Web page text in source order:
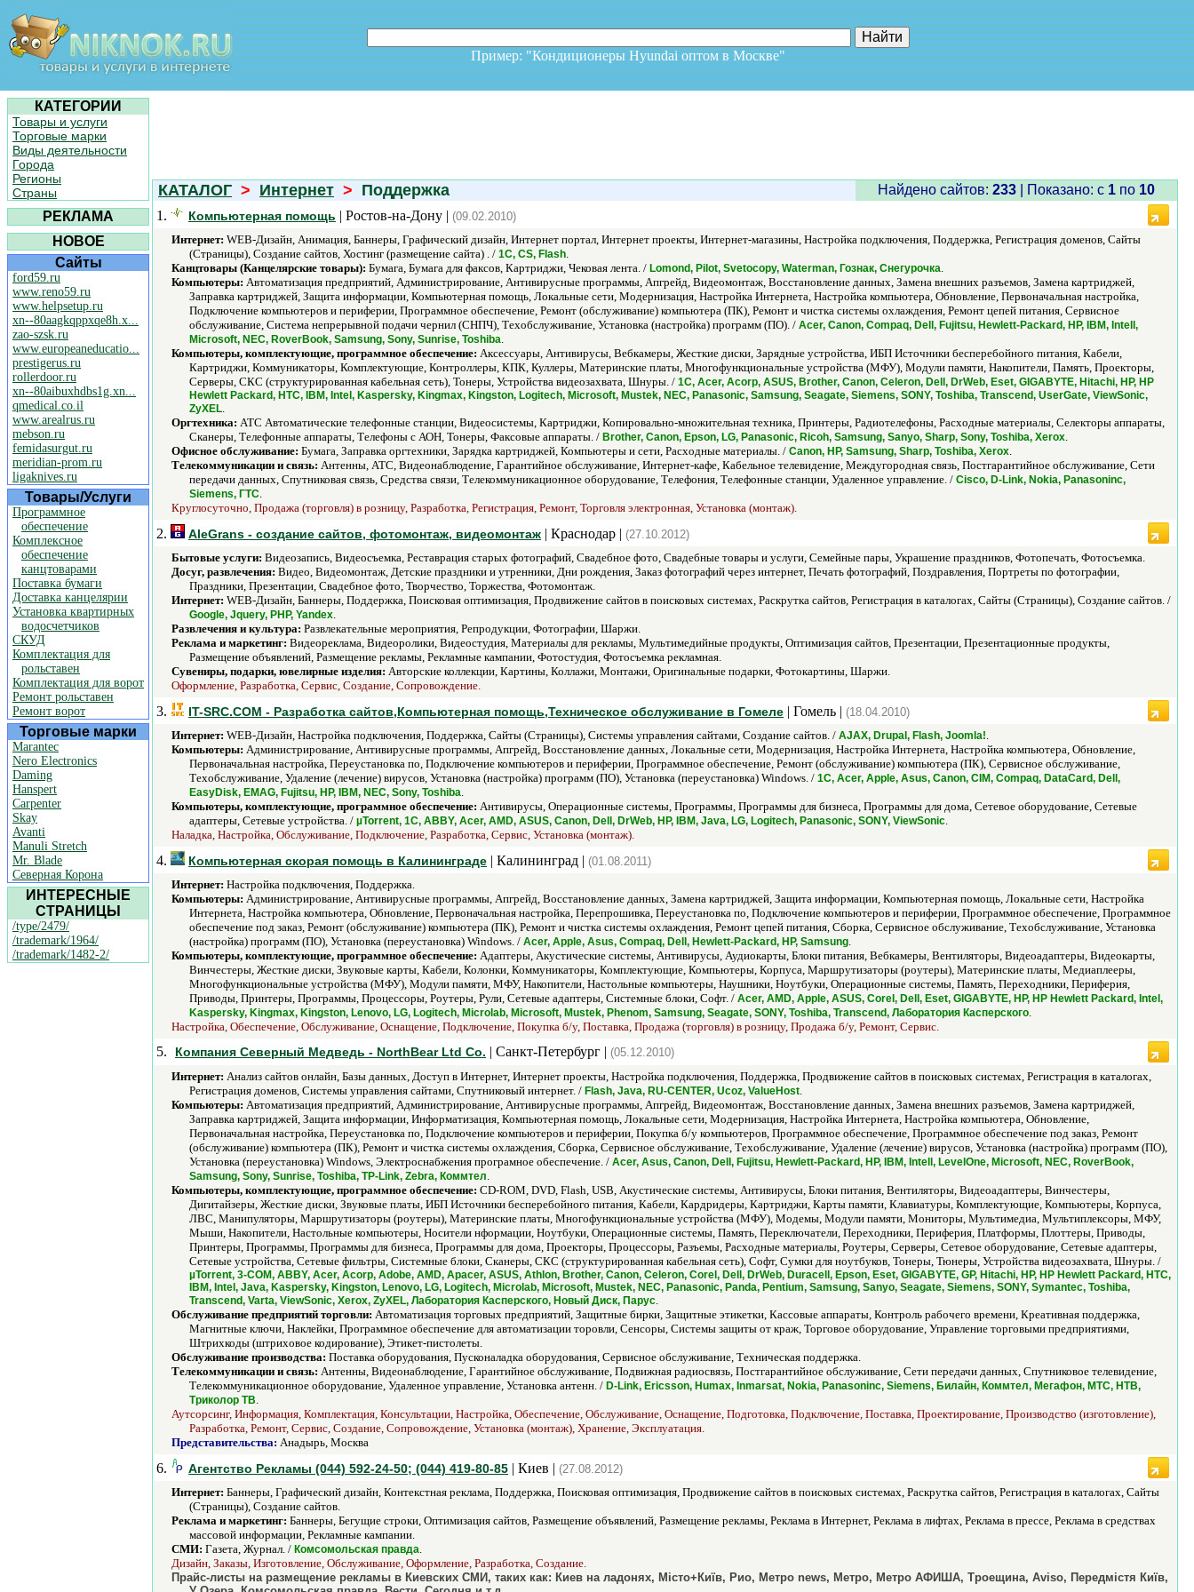
Пример: "Кондиционеры Hyundai оптом в Москве"
КАТЕГОРИИ
Товары и услуги
Торговые марки
Виды деятельности
Города
Регионы
Страны
РЕКЛАМА
НОВОЕ
Сайты
ford59.ru
www.reno59.ru
www.helpsetup.ru
xn--80aagkqppxqe8h.x...
zao-szsk.ru
www.europeaneducatio...
prestigerus.ru
rollerdoor.ru
xn--80aibuxhdbs1g.xn...
qmedical.co.il
www.arealrus.ru
mebson.ru
femidasurgut.ru
meridian-prom.ru
ligaknives.ru
Товары/Услуги
Программное
обеспечение
Комплексное
обеспечение
канцтоварами
Поставка бумаги
Доставка канцелярии
Установка квартирных
водосчетчиков
СКУД
Комплектация для
рольставен
Комплектация для ворот
Ремонт рольставен
Ремонт ворот
Торговые марки
Marantec
Nero Electronics
Daming
Hanspert
Carpenter
Skay
Avanti
Manuli Stretch
Mr. Blade
Северная Корона
ИНТЕРЕСНЫЕ
СТРАНИЦЫ
/type/2479/
/trademark/1964/
/trademark/1482-2/
КАТАЛОГ > Интернет > Поддержка Найдено сайтов: 233 | Показано: c 1 по 10
1.
Компьютерная помощь | Ростов-на-Дону | (09.02.2010)
Интернет: WEB-Дизайн, Анимация, Баннеры, Графический дизайн, Интернет портал, Интернет проекты, Интернет-магазины, Настройка подключения, Поддержка, Регистрация доменов, Сайты
(Страницы), Создание сайтов, Хостинг (размещение сайта) . / 1С, CS, Flash.
Канцтовары (Канцелярские товары): Бумага, Бумага для факсов, Картриджи, Чековая лента. / Lomond, Pilot, Svetocopy, Waterman, Гознак, Снегурочка.
Компьютеры: Автоматизация предприятий, Администрирование, Антивирусные программы, Апгрейд, Видеомонтаж, Восстановление данных, Замена внешних разъемов, Замена картриджей,
Заправка картриджей, Защита информации, Компьютерная помощь, Локальные сети, Модернизация, Настройка Интернета, Настройка компьютера, Обновление, Первоначальная настройка,
Подключение компьютеров и периферии, Программное обеспечение, Ремонт (обслуживание) компьютера (ПК), Ремонт и чистка системы охлаждения, Ремонт цепей питания, Сервисное
обслуживание, Система непрерывной подачи чернил (СНПЧ), Техобслуживание, Установка (настройка) программ (ПО). / Acer, Canon, Compaq, Dell, Fujitsu, Hewlett-Packard, HP, IBM, Intell,
Microsoft, NEC, RoverBook, Samsung, Sony, Sunrise, Toshiba.
Компьютеры, комплектующие, программное обеспечение: Аксессуары, Антивирусы, Вебкамеры, Жесткие диски, Зарядные устройства, ИБП Источники бесперебойного питания, Кабели,
Картриджи, Коммуникаторы, Комплектующие, Контроллеры, КПК, Куллеры, Материнские платы, Многофункциональные устройства (МФУ), Модули памяти, Накопители, Память, Проекторы,
Серверы, СКС (структурированная кабельная сеть), Тонеры, Устройства видеозахвата, Шнуры. / 1С, Acer, Acorp, ASUS, Brother, Canon, Celeron, Dell, DrWeb, Eset, GIGABYTE, Hitachi, HP, HP
Hewlett Packard, HTC, IBM, Intel, Kaspersky, Kingmax, Kingston, Logitech, Microsoft, Mustek, NEC, Panasonic, Samsung, Seagate, Siemens, SONY, Toshiba, Transcend, UserGate, ViewSonic,
ZyXEL.
Оргтехника: АТС Автоматические телефонные станции, Видеосистемы, Картриджи, Копировально-множительная техника, Принтеры, Радиотелефоны, Расходные материалы, Селекторы аппараты,
Сканеры, Телефонные аппараты, Телефоны с АОН, Тонеры, Факсовые аппараты. / Brother, Canon, Epson, LG, Panasonic, Ricoh, Samsung, Sanyo, Sharp, Sony, Toshiba, Xerox.
Офисное обслуживание: Бумага, Заправка оргтехники, Зарядка картриджей, Компьютеры и сети, Расходные материалы. / Canon, HP, Samsung, Sharp, Toshiba, Xerox.
Телекоммуникации и связь: Антенны, АТС, Видеонаблюдение, Гарантийное обслуживание, Интернет-кафе, Кабельное телевидение, Междугородная связь, Постгарантийное обслуживание, Сети
передачи данных, Спутниковая связь, Средства связи, Телекоммуникационное оборудование, Телефония, Телефонные станции, Удаленное управление. / Cisco, D-Link, Nokia, Panasoninc,
Siemens, ГТС.
Круглосуточно, Продажа (торговля) в розницу, Разработка, Регистрация, Ремонт, Торговля электронная, Установка (монтаж).
2. AleGrans - создание сайтов, фотомонтаж, видеомонтаж | Краснодар | (27.10.2012)
Бытовые услуги: Видеозапись, Видеосъемка, Реставрация старых фотографий, Свадебное фото, Свадебные товары и услуги, Семейные пары, Украшение праздников, Фотопечать, Фотосъемка.
Досуг, развлечения: Видео, Видеомонтаж, Детские праздники и утренники, Дни рождения, Заказ фотографий через интернет, Печать фотографий, Поздравления, Портреты по фотографии,
Праздники, Презентации, Свадебное фото, Творчество, Торжества, Фотомонтаж.
Интернет: WEB-Дизайн, Баннеры, Поддержка, Поисковая оптимизация, Продвижение сайтов в поисковых системах, Раскрутка сайтов, Регистрация в каталогах, Сайты (Страницы), Создание сайтов. /
Google, Jquery, PHP, Yandex.
Развлечения и культура: Развлекательные мероприятия, Репродукции, Фотографии, Шаржи.
Реклама и маркетинг: Видеореклама, Видеоролики, Видеостудия, Материалы для рекламы, Мультимедийные продукты, Оптимизация сайтов, Презентации, Презентационные продукты,
Размещение объявлений, Размещение рекламы, Рекламные кампании, Фотостудия, Фотосъемка рекламная.
Сувениры, подарки, ювелирные изделия: Авторские коллекции, Картины, Коллажи, Монтажи, Оригинальные подарки, Фотокартины, Шаржи.
Оформление, Разработка, Сервис, Создание, Сопровождение.
3. IT-SRC.COM - Разработка сайтов,Компьютерная помощь,Техническое обслуживание в Гомеле | Гомель | (18.04.2010)
Интернет: WEB-Дизайн, Настройка подключения, Поддержка, Сайты (Страницы), Системы управления сайтами, Создание сайтов. / AJAX, Drupal, Flash, Joomla!.
Компьютеры: Администрирование, Антивирусные программы, Апгрейд, Восстановление данных, Локальные сети, Модернизация, Настройка Интернета, Настройка компьютера, Обновление,
Первоначальная настройка, Переустановка по, Подключение компьютеров и периферии, Программное обеспечение, Ремонт (обслуживание) компьютера (ПК), Сервисное обслуживание,
Техобслуживание, Удаление (лечение) вирусов, Установка (настройка) программ (ПО), Установка (переустановка) Windows. / 1С, Acer, Apple, Asus, Canon, CIM, Compaq, DataCard, Dell,
EasyDisk, EMAG, Fujitsu, HP, IBM, NEC, Sony, Toshiba.
Компьютеры, комплектующие, программное обеспечение: Антивирусы, Операционные системы, Программы, Программы для бизнеса, Программы для дома, Сетевое оборудование, Сетевые
адаптеры, Сетевые устройства. / µTorrent, 1С, ABBY, Acer, AMD, ASUS, Canon, Dell, DrWeb, HP, IBM, Java, LG, Logitech, Panasonic, SONY, ViewSonic.
Наладка, Настройка, Обслуживание, Подключение, Разработка, Сервис, Установка (монтаж).
4. Компьютерная скорая помощь в Калининграде | Калининград | (01.08.2011)
Интернет: Настройка подключения, Поддержка.
Компьютеры: Администрирование, Антивирусные программы, Апгрейд, Восстановление данных, Замена картриджей, Защита информации, Компьютерная помощь, Локальные сети, Настройка
Интернета, Настройка компьютера, Обновление, Первоначальная настройка, Перепрошивка, Переустановка по, Подключение компьютеров и периферии, Программное обеспечение, Программное
обеспечение под заказ, Ремонт (обслуживание) компьютера (ПК), Ремонт и чистка системы охлаждения, Ремонт цепей питания, Сборка, Сервисное обслуживание, Техобслуживание, Установка
(настройка) программ (ПО), Установка (переустановка) Windows. / Acer, Apple, Asus, Compaq, Dell, Hewlett-Packard, HP, Samsung.
Компьютеры, комплектующие, программное обеспечение: Адаптеры, Акустические системы, Антивирусы, Аудиокарты, Блоки питания, Вебкамеры, Вентиляторы, Видеоадаптеры, Видеокарты,
Винчестеры, Жесткие диски, Звуковые карты, Кабели, Колонки, Коммуникаторы, Комплектующие, Компьютеры, Корпуса, Маршрутизаторы (роутеры), Материнские платы, Медиаплееры,
Многофункциональные устройства (МФУ), Модули памяти, МФУ, Накопители, Настольные компьютеры, Наушники, Ноутбуки, Операционные системы, Память, Переходники, Периферия,
Приводы, Принтеры, Программы, Процессоры, Роутеры, Рули, Сетевые адаптеры, Системные блоки, Софт. / Acer, AMD, Apple, ASUS, Corel, Dell, Eset, GIGABYTE, HP, HP Hewlett Packard, Intel,
Kaspersky, Kingmax, Kingston, Lenovo, LG, Logitech, Microlab, Microsoft, Mustek, Phenom, Samsung, Seagate, SONY, Toshiba, Transcend, Лаборатория Касперского.
Настройка, Обеспечение, Обслуживание, Оснащение, Подключение, Покупка б/у, Поставка, Продажа (торговля) в розницу, Продажа б/у, Ремонт, Сервис.
5. Компания Северный Медведь - NorthBear Ltd Co. | Санкт-Петербург | (05.12.2010)
Интернет: Анализ сайтов онлайн, Базы данных, Доступ в Интернет, Интернет проекты, Настройка подключения, Поддержка, Продвижение сайтов в поисковых системах, Регистрация в каталогах,
Регистрация доменов, Системы управления сайтами, Спутниковый интернет. / Flash, Java, RU-CENTER, Ucoz, ValueHost.
Компьютеры: Автоматизация предприятий, Администрирование, Антивирусные программы, Апгрейд, Видеомонтаж, Восстановление данных, Замена внешних разъемов, Замена картриджей,
Заправка картриджей, Защита информации, Информатизация, Компьютерная помощь, Локальные сети, Модернизация, Настройка Интернета, Настройка компьютера, Обновление,
Первоначальная настройка, Переустановка по, Подключение компьютеров и периферии, Покупка б/у компьютеров, Программное обеспечение, Программное обеспечение под заказ, Ремонт
(обслуживание) компьютера (ПК), Ремонт и чистка системы охлаждения, Сборка, Сервисное обслуживание, Техобслуживание, Удаление (лечение) вирусов, Установка (настройка) программ (ПО),
Установка (переустановка) Windows, Электроснабжения програмное обеспечение. / Acer, Asus, Canon, Dell, Fujitsu, Hewlett-Packard, HP, IBM, Intell, LevelOne, Microsoft, NEC, RoverBook,
Samsung, Sony, Sunrise, Toshiba, TP-Link, Zebra, Коммтел.
Компьютеры, комплектующие, программное обеспечение: CD-ROM, DVD, Flash, USB, Акустические системы, Антивирусы, Блоки питания, Вентиляторы, Видеоадаптеры, Винчестеры,
Дигитайзеры, Жесткие диски, Звуковые платы, ИБП Источники бесперебойного питания, Кабели, Кардридеры, Картриджи, Карты памяти, Клавиатуры, Комплектующие, Компьютеры, Корпуса,
ЛВС, Манипуляторы, Маршрутизаторы (роутеры), Материнские платы, Многофункциональные устройства (МФУ), Модемы, Модули памяти, Мониторы, Мультимедиа, Мультиплексоры, МФУ,
Мыши, Накопители, Настольные компьютеры, Носители нформации, Ноутбуки, Операционные системы, Память, Переключатели, Переходники, Периферия, Платформы, Плоттеры, Приводы,
Принтеры, Программы, Программы для бизнеса, Программы для дома, Проекторы, Процессоры, Разъемы, Расходные материалы, Роутеры, Серверы, Сетевое оборудование, Сетевые адаптеры,
Сетевые устройства, Сетевые фильтры, Системные блоки, Сканеры, СКС (структурированная кабельная сеть), Софт, Сумки для ноутбуков, Тонеры, Тюнеры, Устройства видеозахвата, Шнуры. /
µTorrent, 3-COM, ABBY, Acer, Acorp, Adobe, AMD, Apacer, ASUS, Athlon, Brother, Canon, Celeron, Corel, Dell, DrWeb, Duracell, Epson, Eset, GIGABYTE, GP, Hitachi, HP, HP Hewlett Packard, HTC,
IBM, Intel, Java, Kaspersky, Kingston, Lenovo, LG, Logitech, Microlab, Microsoft, Mustek, NEC, Panasonic, Panda, Pentium, Samsung, Sanyo, Seagate, Siemens, SONY, Symantec, Toshiba,
Transcend, Varta, ViewSonic, Xerox, ZyXEL, Лаборатория Касперского, Новый Диск, Парус.
Обслуживание предприятий торговли: Автоматизация торговых предприятий, Защитные бирки, Защитные этикетки, Кассовые аппараты, Контроль рабочего времени, Креативная поддержка,
Магнитные ключи, Наклейки, Программное обеспечение для автоматизации торовли, Сенсоры, Системы защиты от краж, Торговое оборудование, Управление торговыми предприятиями,
Штрихкоды (штриховое кодирование), Этикет-пистолеты.
Обслуживание производства: Поставка оборудования, Пусконаладка оборудования, Сервисное обслуживание, Техническая поддержка.
Телекоммуникации и связь: Антенны, Видеонаблюдение, Гарантийное обслуживание, Подвижная радиосвязь, Постгарантийное обслуживание, Сети передачи данных, Спутниковое телевидение,
Телекоммуникационное оборудование, Удаленное управление, Установка антенн. / D-Link, Ericsson, Humax, Inmarsat, Nokia, Panasoninc, Siemens, Билайн, Коммтел, Мегафон, МТС, НТВ,
Триколор ТВ.
Аутсорсинг, Информация, Комплектация, Консультации, Настройка, Обеспечение, Обслуживание, Оснащение, Подготовка, Подключение, Поставка, Проектирование, Производство (изготовление),
Разработка, Ремонт, Сервис, Создание, Сопровождение, Установка (монтаж), Хранение, Эксплуатация.
Представительства: Анадырь, Москва
6. Агентство Рекламы (044) 592-24-50; (044) 419-80-85 | Киев | (27.08.2012)
Интернет: Баннеры, Графический дизайн, Контекстная реклама, Поддержка, Поисковая оптимизация, Продвижение сайтов в поисковых системах, Раскрутка сайтов, Регистрация в каталогах, Сайты
(Страницы), Создание сайтов.
Реклама и маркетинг: Баннеры, Бегущие строки, Оптимизация сайтов, Размещение объявлений, Размещение рекламы, Реклама в Интернет, Реклама в лифтах, Реклама в прессе, Реклама в средствах
массовой информации, Рекламные кампании.
СМИ: Газета, Журнал. / Комсомольская правда.
Дизайн, Заказы, Изготовление, Обслуживание, Оформление, Разработка, Создание.
Прайс-листы на размещение рекламы в Киевских СМИ, таких как: Киев на ладонях, Місто+Київ, Рио, Метро news, Метро, Метро АФИША, Троещина, Aviso, Передмістя Київ,